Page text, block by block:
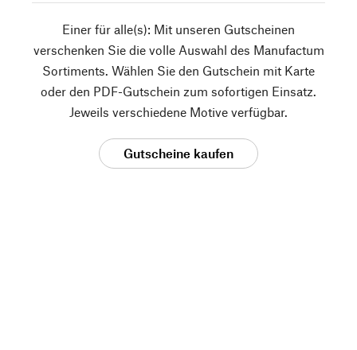
Einer für alle(s): Mit unseren Gutscheinen
verschenken Sie die volle Auswahl des Manufactum
Sortiments. Wählen Sie den Gutschein mit Karte
oder den PDF-Gutschein zum sofortigen Einsatz.
Jeweils verschiedene Motive verfügbar.
Gutscheine kaufen